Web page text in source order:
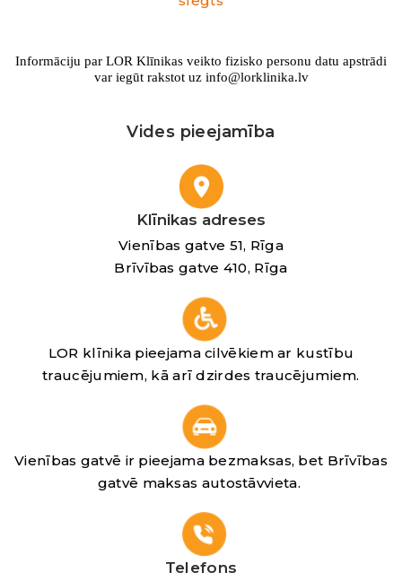
Informāciju par LOR Klīnikas veikto fizisko personu datu apstrādi
var iegūt rakstot uz info@lorklinika.lv
Vides pieejamība
Klīnikas adreses
Vienības gatve 51, Rīga
Brīvības gatve 410, Rīga
LOR klīnika pieejama cilvēkiem ar kustību
traucējumiem, kā arī dzirdes traucējumiem.
Vienības gatvē ir pieejama bezmaksas, bet Brīvības
gatvē maksas autostāvvieta.
Telefons